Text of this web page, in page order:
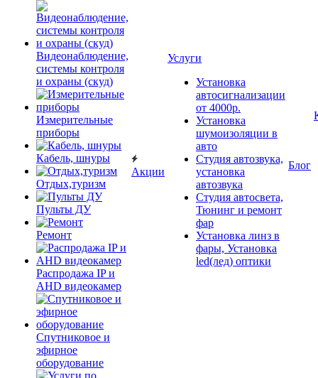
Видеонаблюдение,
системы контроля
и охраны (скуд)
Измерительные
приборы
Кабель, шнуры
Отдых,туризм
Пульты ДУ
Ремонт
Распродажа IP и
AHD видеокамер
Спутниковое и
эфирное
оборудование
Акции
Услуги
Установка
автосигнализации
от 4000р.
Установка
шумоизоляции в
авто
Студия автозвука,
установка
автозвука
Студия автосвета,
Тюнинг и ремонт
фар
Установка линз в
фары, Установка
led(лед) оптики
Блог